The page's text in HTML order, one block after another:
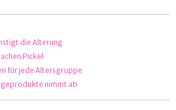
die Alterung
Pickel
für jede Altersgruppe
nimmt ab